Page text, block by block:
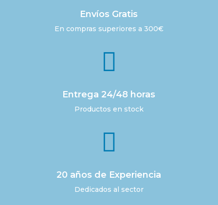
Envíos Gratis
En compras superiores a 300€

Entrega 24/48 horas
Productos en stock

20 años de Experiencia
Dedicados al sector